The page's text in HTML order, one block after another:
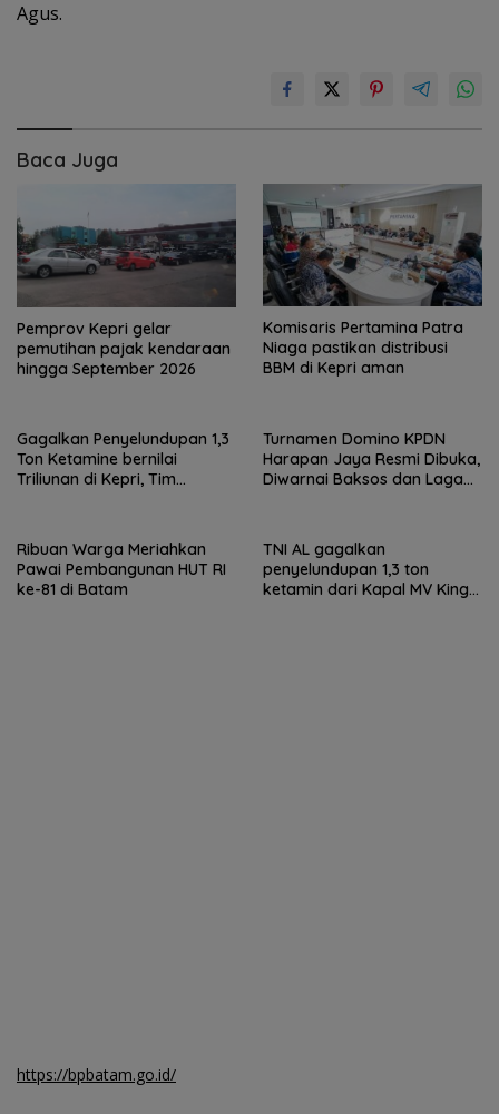
Agus.
Baca Juga
Pemprov Kepri gelar
pemutihan pajak kendaraan
hingga September 2026
Komisaris Pertamina Patra
Niaga pastikan distribusi
BBM di Kepri aman
Gagalkan Penyelundupan 1,3
Ton Ketamine bernilai
Triliunan di Kepri, Tim
Turnamen Domino KPDN
Harapan Jaya Resmi Dibuka,
Diwarnai Baksos dan Laga
Ribuan Warga Meriahkan
Pawai Pembangunan HUT RI
ke-81 di Batam
TNI AL gagalkan
penyelundupan 1,3 ton
ketamin dari Kapal MV King
https://bpbatam.go.id/